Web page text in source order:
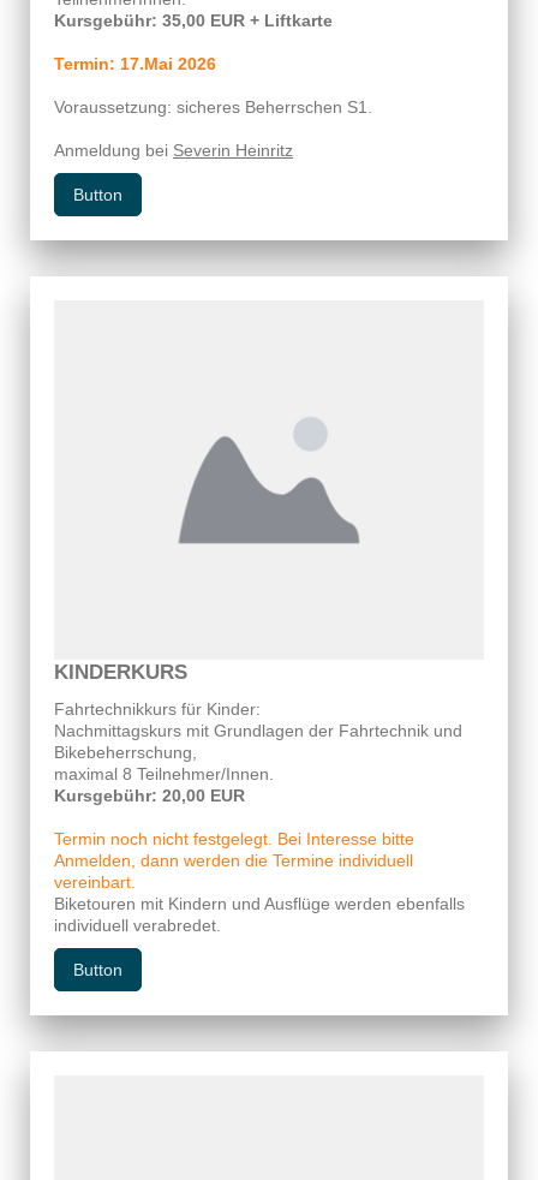
Kursgebühr: 35,00 EUR + Liftkarte
Termin: 17.Mai 2026
Voraussetzung: sicheres Beherrschen S1.
Anmeldung bei Severin Heinritz
Button
KINDERKURS
Fahrtechnikkurs für Kinder:
Nachmittagskurs mit Grundlagen der Fahrtechnik und
Bikebeherrschung,
maximal 8 Teilnehmer/Innen.
Kursgebühr: 20,00 EUR
Termin noch nicht festgelegt. Bei Interesse bitte
Anmelden, dann werden die Termine individuell
vereinbart.
Biketouren mit Kindern und Ausflüge werden ebenfalls
individuell verabredet.
Button